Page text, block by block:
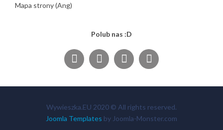
Mapa strony (Ang)
Polub nas :D
Wywieszka.EU 2020 © All rights reserved.
Joomla Templates by Joomla-Monster.com